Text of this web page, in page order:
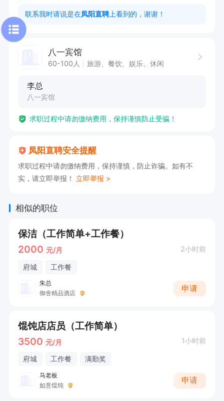
2. 具备良好沟通能力，能热情接待顾客
3. 工作认真负责，有较强的服务意识
欢迎来电咨询，来电请说凤阳直聘看见谢谢！
（点击下方申请职位 获取联系方式）
联系我时请说是在凤阳直聘 上看到的，谢谢！
八一宾馆
60-100人 旅游、餐饮、娱乐、休闲
李总
八一宾馆
求职过程中请勿缴纳费用，保持谨慎防止受骗！
凤阳直聘安全提醒
求职过程中请勿缴纳费用，保持谨慎，防止诈骗。如有不
实，请立即举报！ 立即举报 >
相似的职位
保洁（工作简单+工作餐）
2000 元/月 2小时前
府城 工作餐
朱总
御舍精品酒店
申请
馄饨店店员（工作简单）
3500 元/月 1小时前
府城 工作餐 满勤奖
马老板
如意馄饨
申请